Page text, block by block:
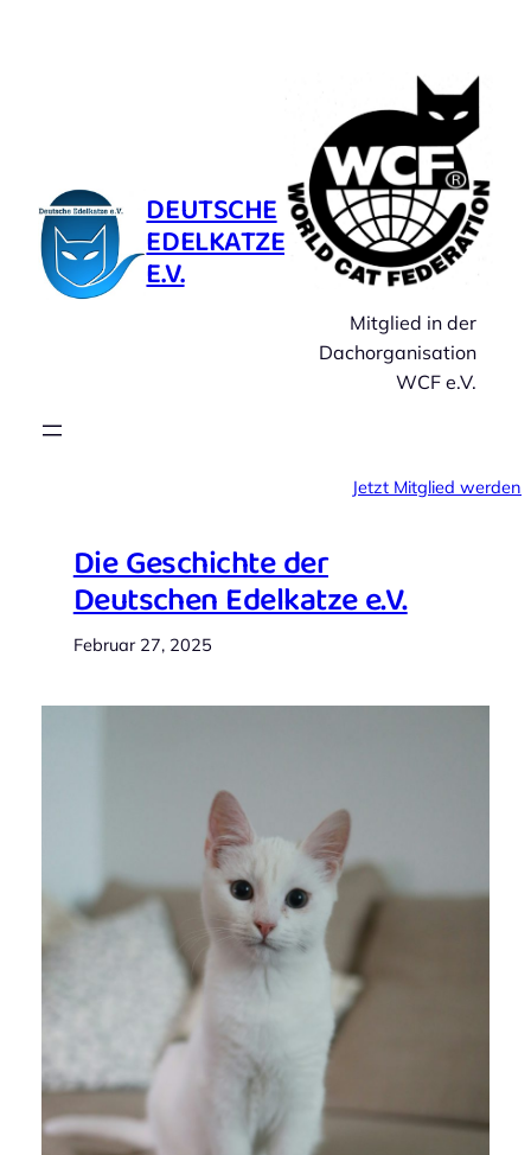
DEUTSCHE
EDELKATZE
E.V.
Mitglied in der
Dachorganisation
WCF e.V.
Jetzt Mitglied werden
Die Geschichte der
Deutschen Edelkatze e.V.
Februar 27, 2025